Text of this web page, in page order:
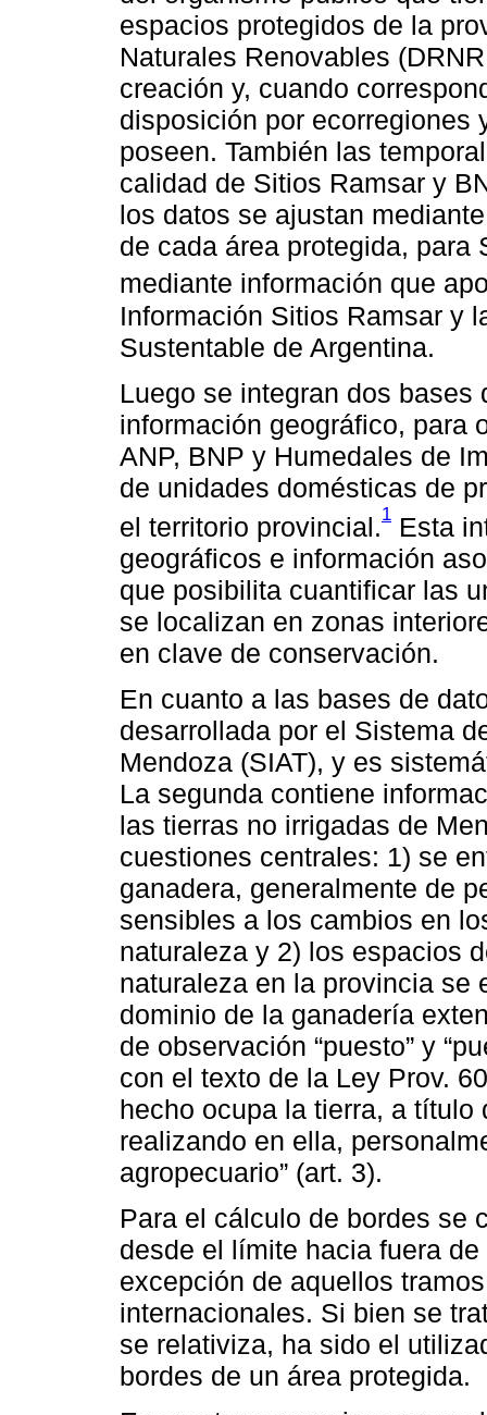
espacios protegidos de la
Naturales Renovables
creación y, cuando
disposición por ecorregiones
poseen. También las
calidad de Sitios Ramsar y
los datos se ajustan
de cada área protegida, para
mediante información que
Información Sitios Ramsar y
Sustentable de Argentina.
Luego se integran dos
información geográfico, para
ANP, BNP y Humedales de
de unidades domésticas de
el territorio provincial.1 Esta
geográficos e información
que posibilita cuantificar las
se localizan en zonas
en clave de conservación.
En cuanto a las bases de
desarrollada por el Sistema
Mendoza (SIAT), y es
La segunda contiene
las tierras no irrigadas de
cuestiones centrales: 1) se
ganadera, generalmente de
sensibles a los cambios en
naturaleza y 2) los espacios
naturaleza en la provincia se
dominio de la ganadería
de observación “puesto” y
con el texto de la Ley Prov.
hecho ocupa la tierra, a título
realizando en ella,
agropecuario” (art. 3).
Para el cálculo de bordes se
desde el límite hacia fuera
excepción de aquellos
internacionales. Si bien se
se relativiza, ha sido el
bordes de un área protegida.